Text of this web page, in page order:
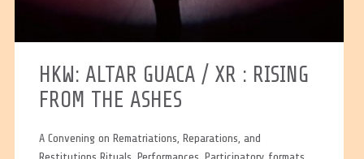
HKW: ALTAR GUACA / XR : RISING
FROM THE ASHES
A Convening on Rematriations, Reparations, and